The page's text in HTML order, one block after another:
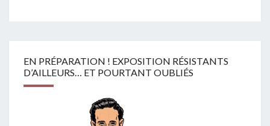
EN PRÉPARATION ! EXPOSITION RÉSISTANTS
D’AILLEURS… ET POURTANT OUBLIÉS